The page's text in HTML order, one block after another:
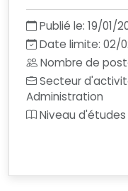
Publié le: 19/01/
Date limite: 02/
Nombre de
Secteur
Administration
Niveau d'études